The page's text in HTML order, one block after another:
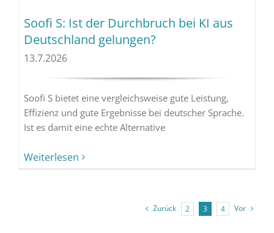
Soofi S: Ist der Durchbruch bei KI aus
Deutschland gelungen?
13.7.2026
Soofi S bietet eine vergleichsweise gute Leistung,
Effizienz und gute Ergebnisse bei deutscher Sprache.
Ist es damit eine echte Alternative
Weiterlesen
Zurück 2 3 4 Vor